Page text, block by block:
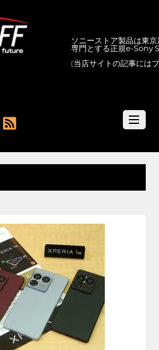
ソニーストア製品は東
専門とする正規e-Sony
(当店サイトの記事には